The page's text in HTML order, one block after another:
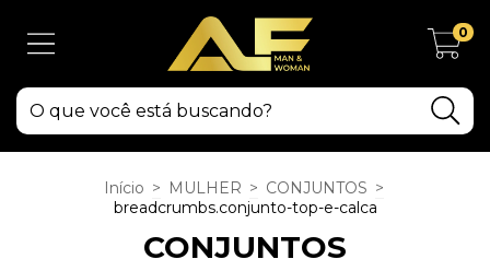
0
Início > MULHER > CONJUNTOS >
breadcrumbs.conjunto-top-e-calca
CONJUNTOS